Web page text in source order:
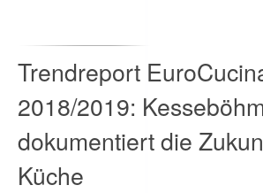
Trendreport
2018/2019:
dokumentiert die
Küche